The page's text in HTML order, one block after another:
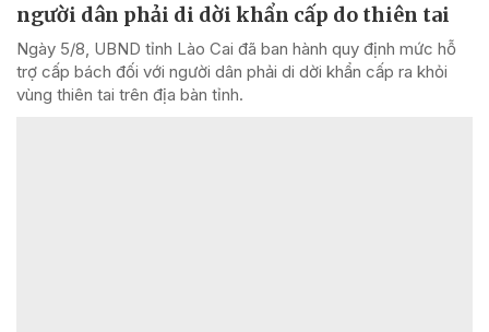
người dân phải di dời khẩn cấp do thiên tai
Ngày 5/8, UBND tỉnh Lào Cai đã ban hành quy định mức hỗ
trợ cấp bách đối với người dân phải di dời khẩn cấp ra khỏi
vùng thiên tai trên địa bàn tỉnh.